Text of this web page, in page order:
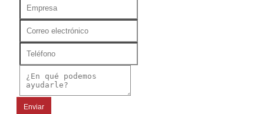
Enviar